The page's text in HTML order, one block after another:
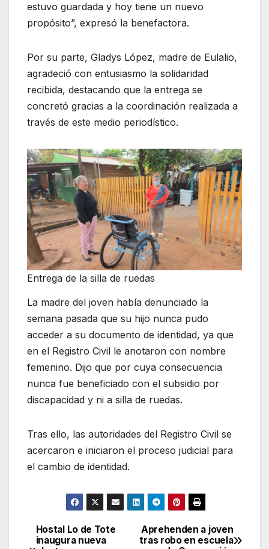
estuvo guardada y hoy tiene un nuevo
propósito”, expresó la benefactora.
Por su parte, Gladys López, madre de Eulalio,
agradeció con entusiasmo la solidaridad
recibida, destacando que la entrega se
concretó gracias a la coordinación realizada a
través de este medio periodístico.
Entrega de la silla de ruedas
La madre del joven había denunciado la
semana pasada que su hijo nunca pudo
acceder a su documento de identidad, ya que
en el Registro Civil le anotaron con nombre
femenino. Dijo que por cuya consecuencia
nunca fue beneficiado con el subsidio por
discapacidad y ni a silla de ruedas.
Tras ello, las autoridades del Registro Civil se
acercaron e iniciaron el proceso judicial para
el cambio de identidad.
Navegación
Aprehenden a joven
tras robo en escuela
Hostal Lo de Tote
inaugura nueva